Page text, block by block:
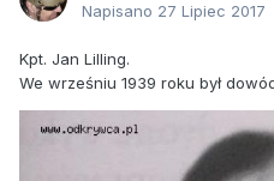
Napisano 27 Lipiec 2017
Kpt. Jan Lilling.
We wrześniu 1939 roku był